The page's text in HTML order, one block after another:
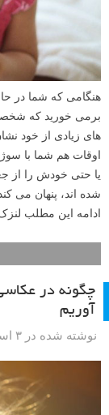
هنگامی که شما در
برمی خورید که
های زیادی از خود
اوقات هم شما با
یا حتی خودش را از
شده اند، پنهان می
ادامه این مطلب
چگونه در
آوریم
نوشته شده در ۳ اسفند ۱۳۹۵